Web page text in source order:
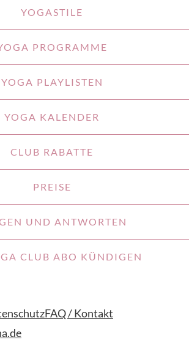
YOGASTILE
PROGRAMME
YOGA PLAYLISTEN
YOGA KALENDER
CLUB RABATTE
PREISE
UND ANTWORTEN
CLUB ABO KÜNDIGEN
FAQ / Kontakt